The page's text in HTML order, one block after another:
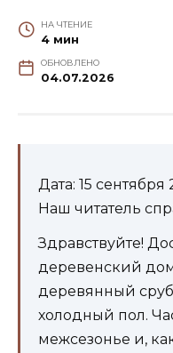
НА ЧТЕНИЕ
4 мин
ОБНОВЛЕНО
04.07.2026
Дата: 15 сентября
Наш читатель
Здравствуйте!
деревенский
деревянный
холодный пол.
межсезонье и,